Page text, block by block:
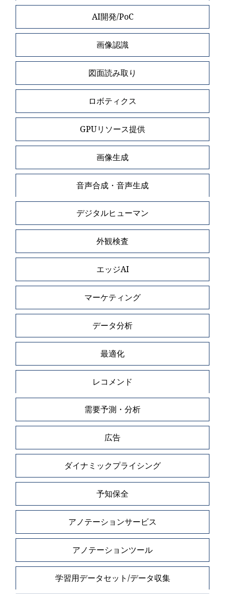
AI開発/PoC
画像認識
図面読み取り
ロボティクス
GPUリソース提供
画像生成
音声合成・音声生成
デジタルヒューマン
外観検査
エッジAI
マーケティング
データ分析
最適化
レコメンド
需要予測・分析
広告
ダイナミックプライシング
予知保全
アノテーションサービス
アノテーションツール
学習用データセット/データ収集